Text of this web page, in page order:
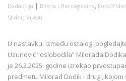
Redakcija | Bosna i Hercegovina, Foto/
Slider, Vijesti
U nastavku, između ostalog,
Uzunović “oslobodila” Milorada
je 26.2.2025. godine izrekao
predmetu Milorad Dodik i drugi, kojom